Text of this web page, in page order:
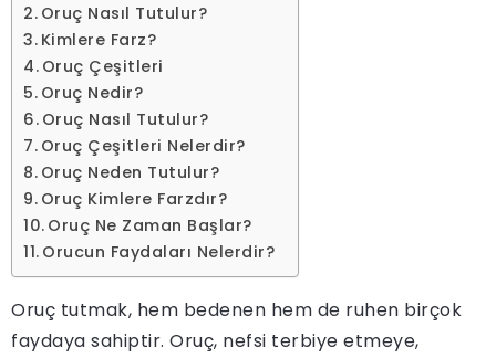
Oruç Nasıl Tutulur?
Kimlere Farz?
Oruç Çeşitleri
Oruç Nedir?
Oruç Nasıl Tutulur?
Oruç Çeşitleri Nelerdir?
Oruç Neden Tutulur?
Oruç Kimlere Farzdır?
Oruç Ne Zaman Başlar?
Orucun Faydaları Nelerdir?
Oruç tutmak, hem bedenen hem de ruhen birçok
faydaya sahiptir. Oruç, nefsi terbiye etmeye,